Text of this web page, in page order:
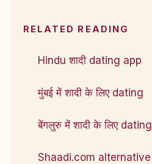
RELATED READING
Hindu शादी dating app
मुंबई में शादी के लिए dating
बेंगलुरु में शादी के लिए dating
Shaadi.com alternative